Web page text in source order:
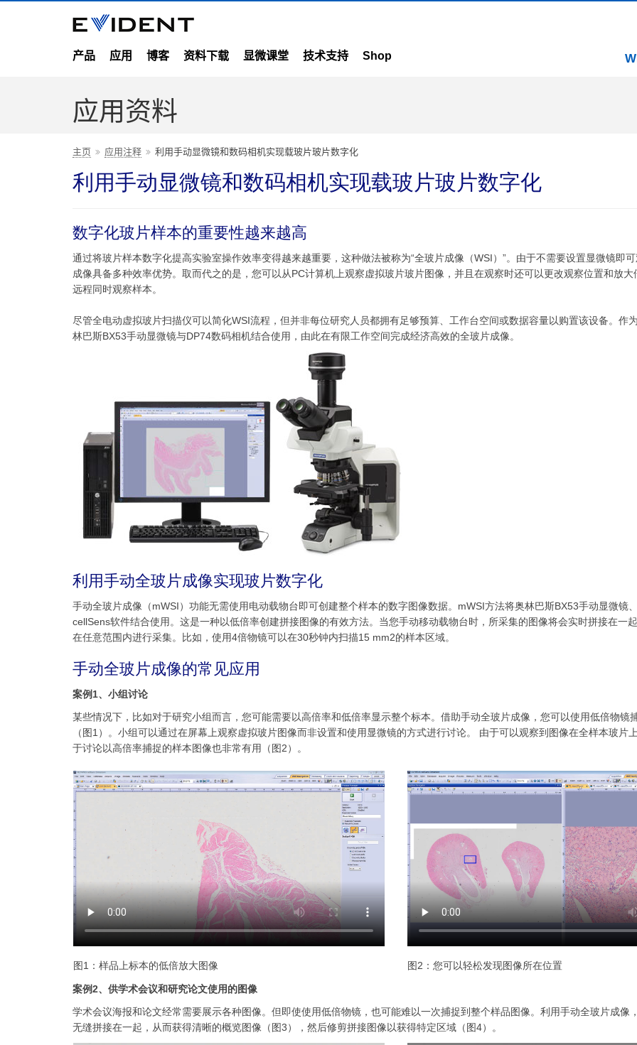
产品 应用 博客 资料下载 显微课堂 技术支持 Shop
应用资料
主页 应用注释 利用手动显微镜和数码相机实现载玻片玻片数字化
利用手动显微镜和数码相机实现载玻片玻片数字化
数字化玻片样本的重要性越来越高
通过将玻片样本数字化提高实验室操作效率变得越来越重要，这种做法被称为“全玻片成像（WSI）”。由于不需要设置显微镜即
成像具备多种效率优势。取而代之的是，您可以从PC计算机上观察虚拟玻片玻片图像，并且在观察时还可以更改观察位置和放
远程同时观察样本。
尽管全电动虚拟玻片扫描仪可以简化WSI流程，但并非每位研究人员都拥有足够预算、工作台空间或数据容量以购置该设备。作
林巴斯BX53手动显微镜与DP74数码相机结合使用，由此在有限工作空间完成经济高效的全玻片成像。
利用手动全玻片成像实现玻片数字化
手动全玻片成像（mWSI）功能无需使用电动载物台即可创建整个样本的数字图像数据。mWSI方法将奥林巴斯BX53手动显微镜
cellSens软件结合使用。这是一种以低倍率创建拼接图像的有效方法。当您手动移动载物台时，所采集的图像将会实时拼接在一
在任意范围内进行采集。比如，使用4倍物镜可以在30秒钟内扫描15 mm2的样本区域。
手动全玻片成像的常见应用
案例1、小组讨论
某些情况下，比如对于研究小组而言，您可能需要以高倍率和低倍率显示整个标本。借助手动全玻片成像，您可以使用低倍物镜
（图1）。小组可以通过在屏幕上观察虚拟玻片图像而非设置和使用显微镜的方式进行讨论。 由于可以观察到图像在全样本玻片
于讨论以高倍率捕捉的样本图像也非常有用（图2）。
图1：样品上标本的低倍放大图像 图2：您可以轻松发现图像所在位置
案例2、供学术会议和研究论文使用的图像
学术会议海报和论文经常需要展示各种图像。但即使使用低倍物镜，也可能难以一次捕捉到整个样品图像。利用手动全玻片成像
无缝拼接在一起，从而获得清晰的概览图像（图3），然后修剪拼接图像以获得特定区域（图4）。